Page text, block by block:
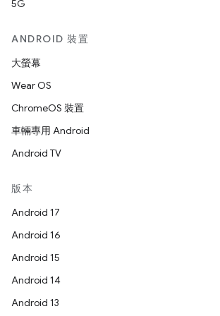
5G
ANDROID 裝置
大螢幕
Wear OS
ChromeOS 裝置
車輛專用 Android
Android TV
版本
Android 17
Android 16
Android 15
Android 14
Android 13